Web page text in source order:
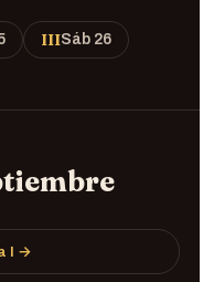
IIISáb 26
I →